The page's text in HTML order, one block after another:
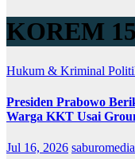
KOREM
Hukum & Kriminal
Presiden Prabowo
Warga KKT Usai
Jul 16, 2026 saburomedia